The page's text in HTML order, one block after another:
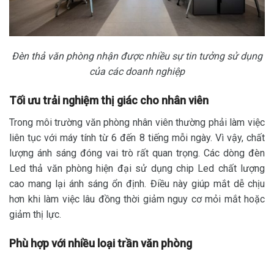
Đèn thả văn phòng nhận được nhiều sự tin tưởng sử dụng
của các doanh nghiệp
Tối ưu trải nghiệm thị giác cho nhân viên
Trong môi trường văn phòng nhân viên thường phải làm việc
liên tục với máy tính từ 6 đến 8 tiếng mỗi ngày. Vì vậy, chất
lượng ánh sáng đóng vai trò rất quan trọng. Các dòng đèn
Led thả văn phòng hiện đại sử dụng chip Led chất lượng
cao mang lại ánh sáng ổn định. Điều này giúp mắt dễ chịu
hơn khi làm việc lâu đồng thời giảm nguy cơ mỏi mắt hoặc
giảm thị lực.
Phù hợp với nhiều loại trần văn phòng